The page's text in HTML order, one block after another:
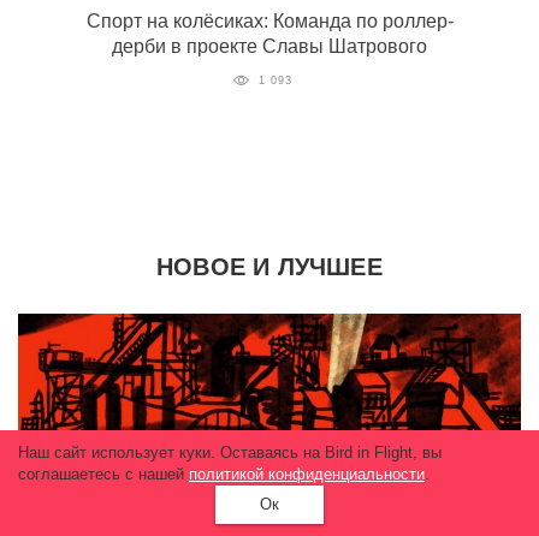
Спорт на колёсиках: Команда по роллер-
дерби в проекте Славы Шатрового
1 093
НОВОЕ И ЛУЧШЕЕ
Наш сайт использует куки. Оставаясь на Bird in Flight, вы
соглашаетесь с нашей политикой конфиденциальности.
Ок